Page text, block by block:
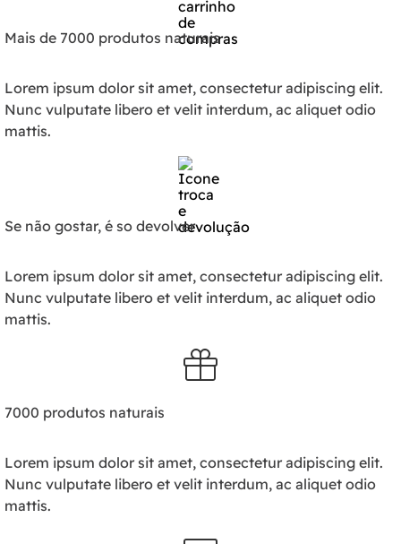
Mais de 7000 produtos naturais
Lorem ipsum dolor sit amet, consectetur adipiscing elit.
Nunc vulputate libero et velit interdum, ac aliquet odio
mattis.
Se não gostar, é so devolver
Lorem ipsum dolor sit amet, consectetur adipiscing elit.
Nunc vulputate libero et velit interdum, ac aliquet odio
mattis.
7000 produtos naturais
Lorem ipsum dolor sit amet, consectetur adipiscing elit.
Nunc vulputate libero et velit interdum, ac aliquet odio
mattis.